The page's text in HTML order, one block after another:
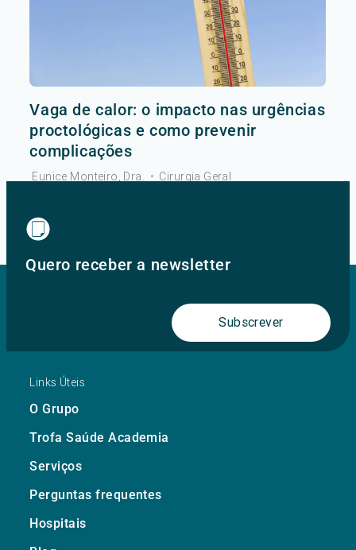
Vaga de calor: o impacto nas urgências
proctológicas e como prevenir
complicações
Eunice Monteiro, Dra. • Cirurgia Geral
Quero receber a newsletter
Subscrever
Links Úteis
O Grupo
Trofa Saúde Academia
Serviços
Perguntas frequentes
Hospitais